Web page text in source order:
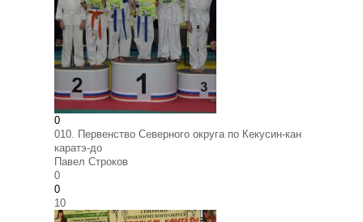
0
010. Первенство Северного округа по Кекусин-кан
каратэ-до
Павел Строков
0
0
10